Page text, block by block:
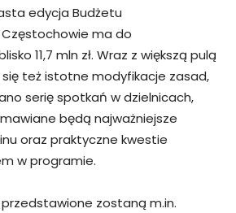
edycja Budżetu
ma do
11,7 mln zł. Wraz z większą pulą
też istotne modyfikacje zasad,
serię spotkań w dzielnicach,
będą najważniejsze
oraz praktyczne kwestie
w programie.
zostaną m.in.